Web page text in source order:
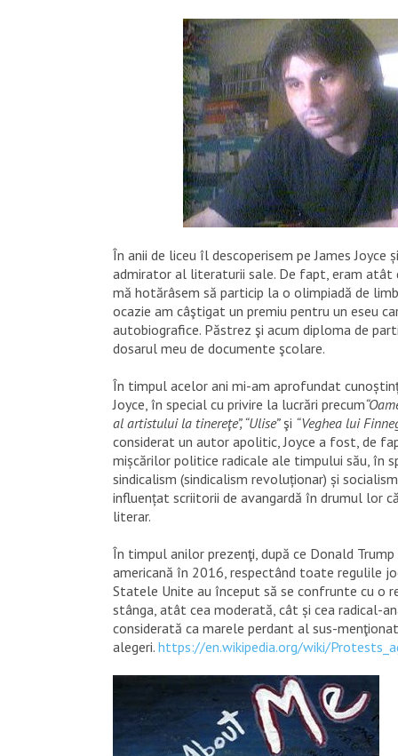
În anii de liceu îl descoperisem pe James Joyce
admirator al literaturii sale. De fapt, eram atât
mă hotărâsem să particip la o olimpiadă de
ocazie am câştigat un premiu pentru un eseu
autobiografice. Păstrez şi acum diploma de
dosarul meu de documente şcolare.
În timpul acelor ani mi-am aprofundat
Joyce, în special cu privire la lucrări precum
al artistului la tinereţe”, “Ulise”şi “Veghea lui
considerat un autor apolitic, Joyce a fost, de
mișcărilor politice radicale ale timpului său, în
sindicalism (sindicalism revoluționar) și
influențat scriitorii de avangardă în drumul lor
literar.
În timpul anilor prezenţi, după ce Donald
americană în 2016, respectând toate regulile
Statele Unite au început să se confrunte cu o
stânga, atât cea moderată, cât și cea radical-
considerată ca marele perdant al sus-
alegeri. https://en.wikipedia.org/wiki/